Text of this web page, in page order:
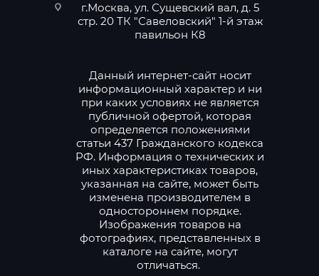
г.Москва, ул. Сущевский вал, д. 5
стр. 20 ТК "Савеловский" 1-й этаж
павильон К8
Данный интернет-сайт носит
информационный характер и ни
при каких условиях не является
публичной офертой, которая
определяется положениями
статьи 437 Гражданского кодекса
РФ. Информация о технических и
иных характеристиках товаров,
указанная на сайте, может быть
изменена производителем в
одностороннем порядке.
Изображения товаров на
фотографиях, представленных в
каталоге на сайте, могут
отличаться.